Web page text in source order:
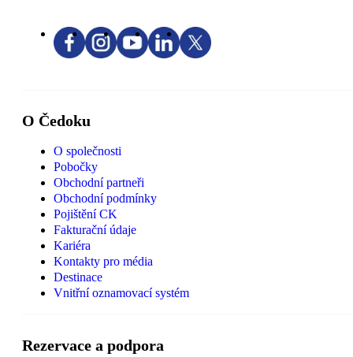
O Čedoku
O společnosti
Pobočky
Obchodní partneři
Obchodní podmínky
Pojištění CK
Fakturační údaje
Kariéra
Kontakty pro média
Destinace
Vnitřní oznamovací systém
Rezervace a podpora